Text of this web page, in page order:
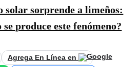
solar sorprende a limeños:
se produce este fenómeno?
Agrega En Línea en